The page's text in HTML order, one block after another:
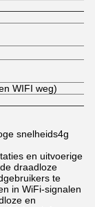
WIFI weg)
snelheids4g
en uitvoerige
draadloze
te
in WiFi-signalen
en